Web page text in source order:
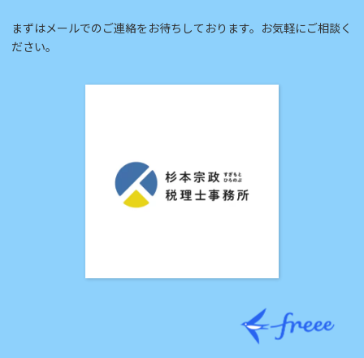
まずはメールでのご連絡をお待ちしております。お気軽にご相談く
ださい。